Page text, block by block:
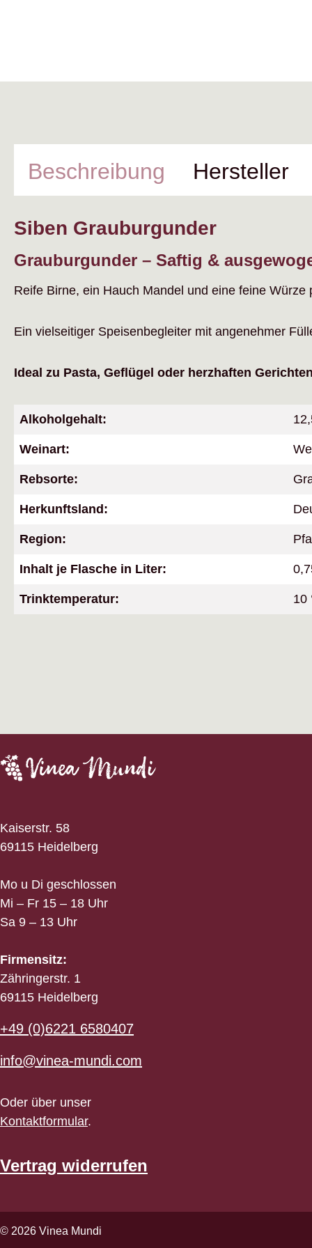
Beschreibung Hersteller
Siben Grauburgunder
Grauburgunder – Saftig &
Reife Birne, ein Hauch Mandel und eine feine
Ein vielseitiger Speisenbegleiter mit angenehmer
Ideal zu Pasta, Geflügel oder herzhaften
Alkoholgehalt:
Weinart:
Rebsorte:
Herkunftsland:
Region:
Inhalt je Flasche in Liter:
Trinktemperatur: 10
Kaiserstr. 58
69115 Heidelberg
Mo u Di geschlossen
Mi – Fr 15 – 18 Uhr
Sa 9 – 13 Uhr
Firmensitz:
Zähringerstr. 1
69115 Heidelberg
+49 (0)6221 6580407
info@vinea-mundi.com
Oder über unser
Kontaktformular.
Vertrag widerrufen
© 2026 Vinea Mundi